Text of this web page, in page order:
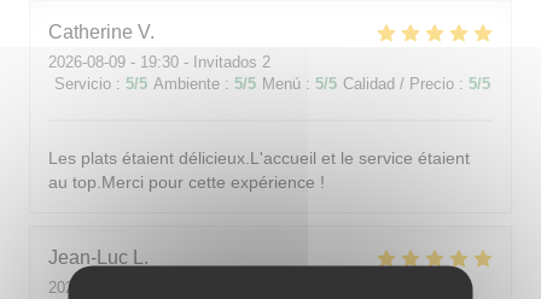
Catherine V
2026-08-09 - 19:30 - Invitados 2
Servicio : 5/5 Ambiente : 5/5 Menú : 5/5 Calidad / Precio : 5/5
Les plats étaient délicieux.L'accueil et le service étaient
au top.Merci pour cette expérience !
Jean-Luc
2026-08-09